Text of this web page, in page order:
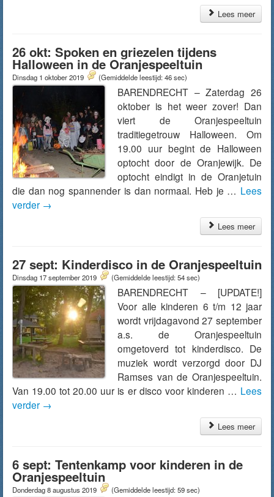
Lees meer
26 okt: Spoken en griezelen tijdens
Halloween in de Oranjespeeltuin
Dinsdag 1 oktober 2019 (Gemiddelde leestijd: 46 sec)
BARENDRECHT – Zaterdag 26
oktober is het weer zover! Dan
viert de Oranjespeeltuin
traditiegetrouw Halloween. Om
19.00 uur begint de Halloween
optocht door de Oranjewijk. De
optocht eindigt in de Oranjetuin
die dan nog spannender is dan normaal. Heb je … Lees
verder →
Lees meer
27 sept: Kinderdisco in de Oranjespeeltuin
Dinsdag 17 september 2019 (Gemiddelde leestijd: 54 sec)
BARENDRECHT – [UPDATE!]
Voor alle kinderen 6 t/m 12 jaar
wordt vrijdagavond 27 september
a.s. de Oranjespeeltuin
omgetoverd tot kinderdisco. De
muziek wordt verzorgd door DJ
Ramses van de Oranjespeeltuin.
Van 19.00 tot 20.00 uur is er disco voor kinderen … Lees
verder →
Lees meer
6 sept: Tentenkamp voor kinderen in de
Oranjespeeltuin
Donderdag 8 augustus 2019 (Gemiddelde leestijd: 59 sec)